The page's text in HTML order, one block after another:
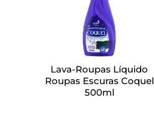
Lava-Roupas Líquido
Roupas Escuras Coquel
500ml